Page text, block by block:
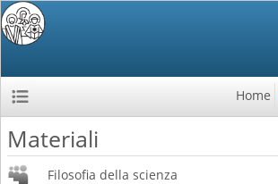
Home
Materiali
Filosofia della scienza